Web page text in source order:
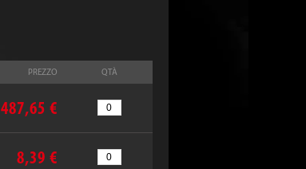
PREZZO QTÀ
487,65 €
8,39 €